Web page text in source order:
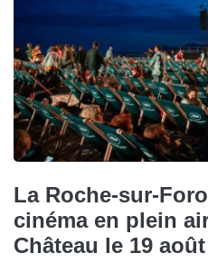
La Roche-sur-
cinéma en plein
Château le 19 août